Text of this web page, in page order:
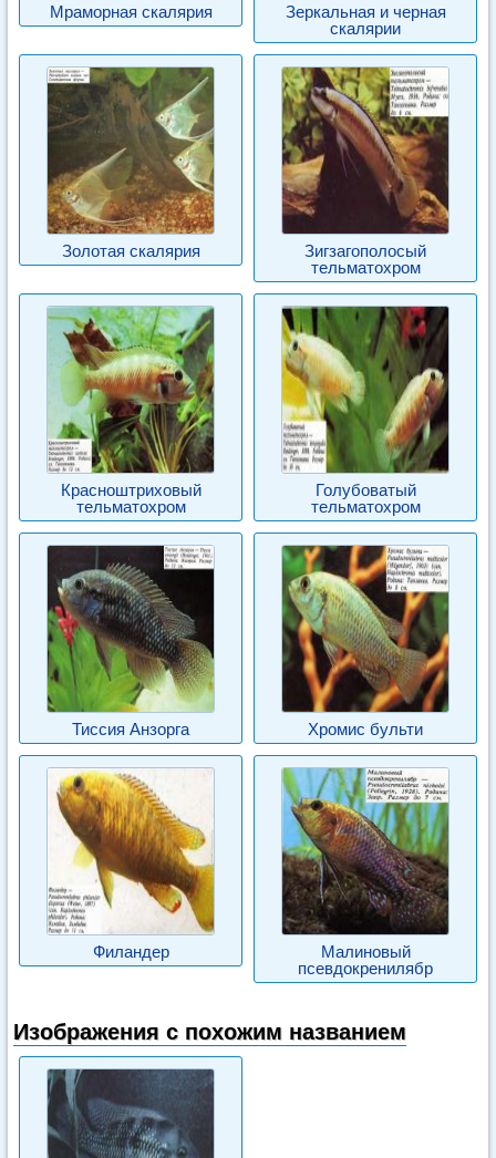
Мраморная скалярия
Зеркальная и черная
скалярии
Золотая скалярия
Зигзагополосый
тельматохром
Красноштриховый
тельматохром
Голубоватый
тельматохром
Тиссия Анзорга Хромис бульти
Филандер
Малиновый
псевдокренилябр
Изображения с похожим названием